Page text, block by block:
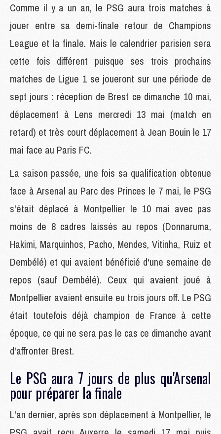
Comme il y a un an, le PSG aura trois matches à
jouer entre sa demi-finale retour de Champions
League et la finale. Mais le calendrier parisien sera
cette fois différent puisque ses trois prochains
matches de Ligue 1 se joueront sur une période de
sept jours : réception de Brest ce dimanche 10 mai,
déplacement à Lens mercredi 13 mai (match en
retard) et très court déplacement à Jean Bouin le 17
mai face au Paris FC.
La saison passée, une fois sa qualification obtenue
face à Arsenal au Parc des Princes le 7 mai, le PSG
s'était déplacé à Montpellier le 10 mai avec pas
moins de 8 cadres laissés au repos (Donnaruma,
Hakimi, Marquinhos, Pacho, Mendes, Vitinha, Ruiz et
Dembélé) et qui avaient bénéficié d'une semaine de
repos (sauf Dembélé). Ceux qui avaient joué à
Montpellier avaient ensuite eu trois jours off. Le PSG
était toutefois déjà champion de France à cette
époque, ce qui ne sera pas le cas ce dimanche avant
d'affronter Brest.
Le PSG aura 7 jours de plus qu'Arsenal
pour préparer la finale
L'an dernier, après son déplacement à Montpellier, le